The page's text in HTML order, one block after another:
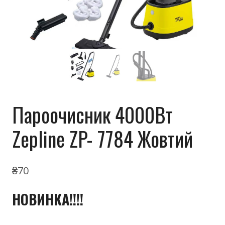
Пароочисник 4000Вт
Zepline ZP- 7784 Жовтий
₴70
НОВИНКА!!!!